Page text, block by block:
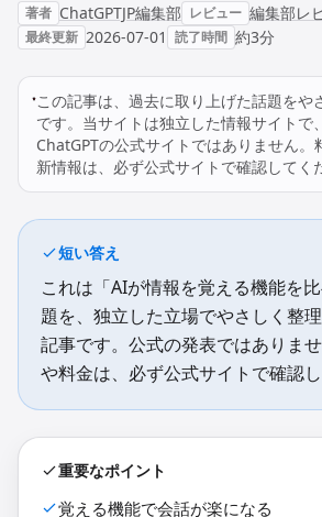
著者 ChatGPTJP編集部 レビュー 編集部レ
最終更新 2026-07-01 読了時間 約3分
この記事は、過去に取り上げた話題をや
です。当サイトは独立した情報サイトで
ChatGPTの公式サイトではありません。
新情報は、必ず公式サイトで確認してく
短い答え
これは「AIが情報を覚える機能を
題を、独立した立場でやさしく整
記事です。公式の発表ではありま
や料金は、必ず公式サイトで確認し
重要なポイント
覚える機能で会話が楽になる